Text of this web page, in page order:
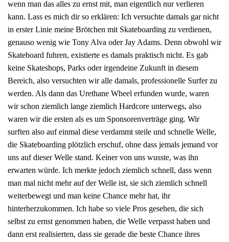
wenn man das alles zu ernst mit, man eigentlich nur verlieren
kann. Lass es mich dir so erklären: Ich versuchte damals gar nicht
in erster Linie meine Brötchen mit Skateboarding zu verdienen,
genauso wenig wie Tony Alva oder Jay Adams. Denn obwohl wir
Skateboard fuhren, existierte es damals praktisch nicht. Es gab
keine Skateshops, Parks oder irgendeine Zukunft in diesem
Bereich, also versuchten wir alle damals, professionelle Surfer zu
werden. Als dann das Urethane Wheel erfunden wurde, waren
wir schon ziemlich lange ziemlich Hardcore unterwegs, also
waren wir die ersten als es um Sponsorenverträge ging. Wir
surften also auf einmal diese verdammt steile und schnelle Welle,
die Skateboarding plötzlich erschuf, ohne dass jemals jemand vor
uns auf dieser Welle stand. Keiner von uns wusste, was ihn
erwarten würde. Ich merkte jedoch ziemlich schnell, dass wenn
man mal nicht mehr auf der Welle ist, sie sich ziemlich schnell
weiterbewegt und man keine Chance mehr hat, ihr
hinterherzukommen. Ich habe so viele Pros gesehen, die sich
selbst zu ernst genommen haben, die Welle verpasst haben und
dann erst realisierten, dass sie gerade die beste Chance ihres